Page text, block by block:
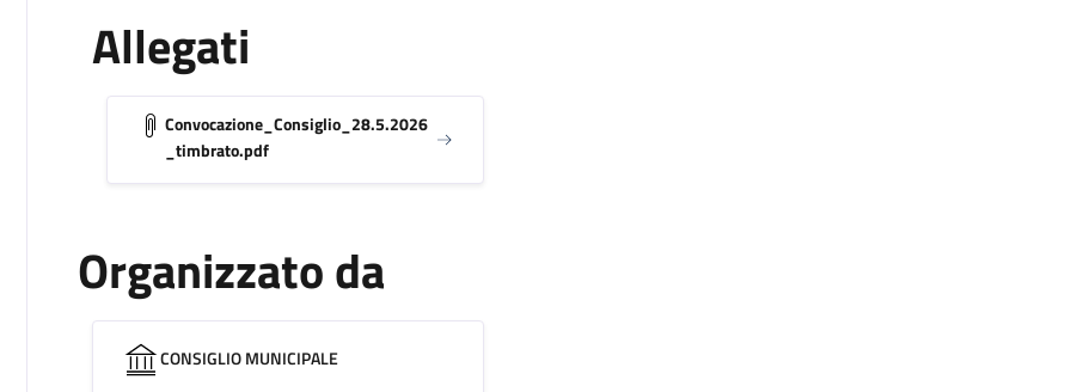
Allegati
Convocazione_Consiglio_28.5.2026
_timbrato.pdf
Organizzato da
CONSIGLIO MUNICIPALE